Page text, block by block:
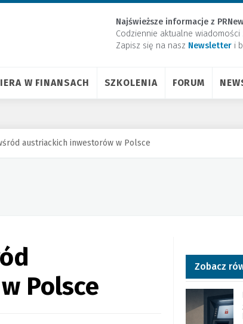
Najświeższe informacje z
Codziennie aktualne
Zapisz się na nasz Newsletter ​i
W FINANSACH SZKOLENIA FORUM
austriackich inwestorów w Polsce
Polsce
Zobacz